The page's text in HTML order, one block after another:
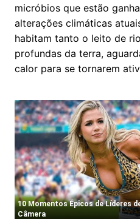
micróbios que estão
alterações climáticas
habitam tanto o leito de
profundas da terra,
calor para se tornarem